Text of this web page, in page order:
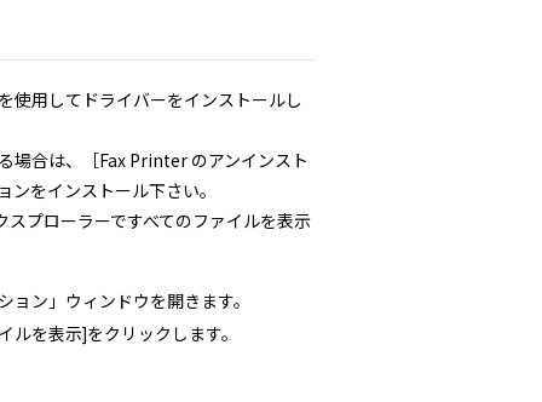
使用してドライバーをインストールし
場合は、［Fax Printer のアンインスト
をインストール下さい。
プローラーですべてのファイルを表示
ン」ウィンドウを開きます。
を表示]をクリックします。